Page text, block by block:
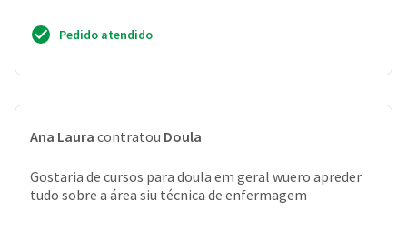
Pedido atendido
Ana Laura contratou Doula
Gostaria de cursos para doula em geral wuero apreder
tudo sobre a área siu técnica de enfermagem